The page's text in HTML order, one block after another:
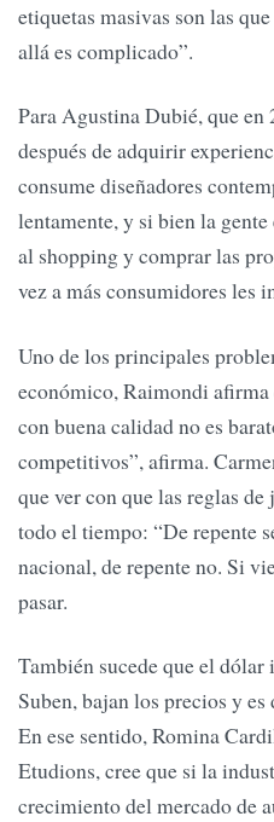
etiquetas masivas son las
allá es complicado”.
Para Agustina Dubié, que
después de adquirir
consume diseñadores
lentamente, y si bien la
al shopping y comprar las
vez a más consumidores les
Uno de los principales
económico, Raimondi
con buena calidad no es
competitivos”, afirma.
que ver con que las reglas
todo el tiempo: “De repente
nacional, de repente no. Si
pasar.
También sucede que el
Suben, bajan los precios y
En ese sentido, Romina
Etudions, cree que si la
crecimiento del mercado de